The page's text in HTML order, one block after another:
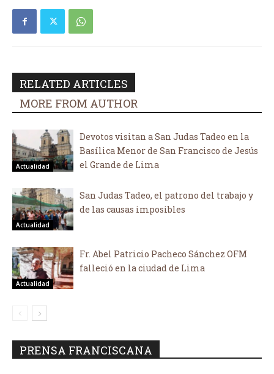
RELATED ARTICLES
MORE FROM AUTHOR
Actualidad
Devotos visitan a San Judas Tadeo en la
Basílica Menor de San Francisco de Jesús
el Grande de Lima
Actualidad
San Judas Tadeo, el patrono del trabajo y
de las causas imposibles
Actualidad
Fr. Abel Patricio Pacheco Sánchez OFM
falleció en la ciudad de Lima
PRENSA FRANCISCANA